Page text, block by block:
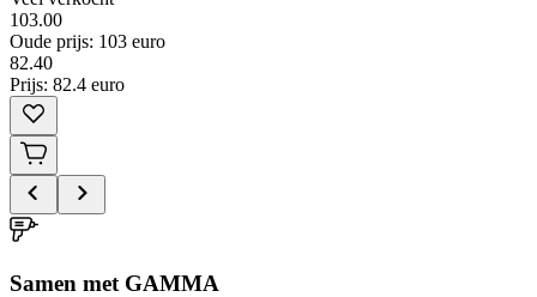
103.00
Oude prijs: 103 euro
82.40
Prijs: 82.4 euro
Samen met GAMMA